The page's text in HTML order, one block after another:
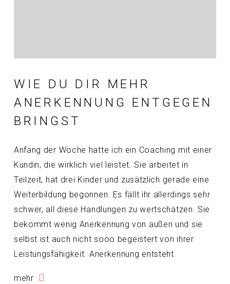
WIE DU DIR MEHR
ANERKENNUNG ENTGEGEN
BRINGST
Anfang der Woche hatte ich ein Coaching mit einer
Kundin, die wirklich viel leistet. Sie arbeitet in
Teilzeit, hat drei Kinder und zusätzlich gerade eine
Weiterbildung begonnen. Es fällt ihr allerdings sehr
schwer, all diese Handlungen zu wertschätzen. Sie
bekommt wenig Anerkennung von außen und sie
selbst ist auch nicht sooo begeistert von ihrer
Leistungsfähigkeit. Anerkennung entsteht
mehr